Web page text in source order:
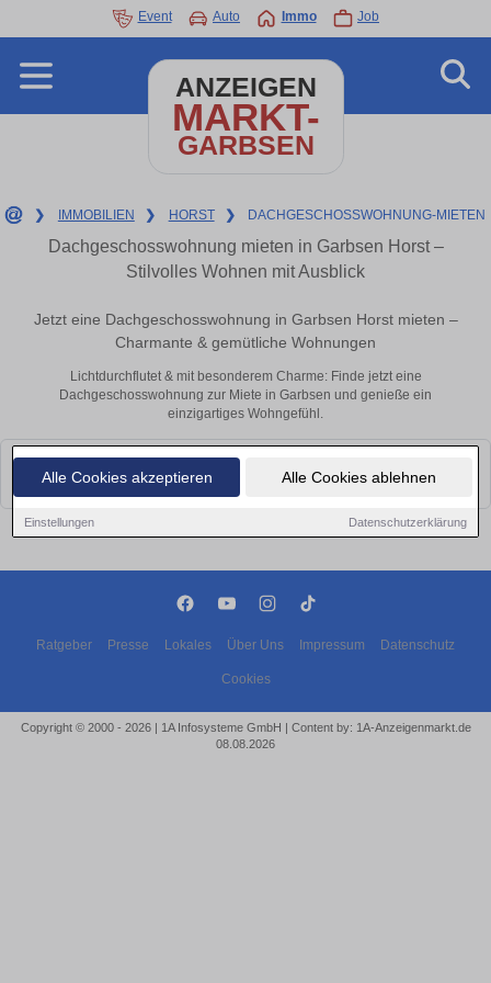
Alle Cookies akzeptieren Alle Cookies ablehnen
Einstellungen Datenschutzerklärung
Event Auto Immo Job
ANZEIGEN
MARKT-
GARBSEN
❯ IMMOBILIEN ❯ HORST ❯ DACHGESCHOSSWOHNUNG-MIETEN
Dachgeschosswohnung mieten in Garbsen Horst –
Stilvolles Wohnen mit Ausblick
Jetzt eine Dachgeschosswohnung in Garbsen Horst mieten –
Charmante & gemütliche Wohnungen
Lichtdurchflutet & mit besonderem Charme: Finde jetzt eine
Dachgeschosswohnung zur Miete in Garbsen und genieße ein
einzigartiges Wohngefühl.
Leider konnten wir derzeit keine passenden Objekte finden. Schauen Sie
bald wieder vorbei!
Ratgeber Presse Lokales Über Uns Impressum Datenschutz
Cookies
Copyright © 2000 - 2026 | 1A Infosysteme GmbH | Content by: 1A-Anzeigenmarkt.de
08.08.2026